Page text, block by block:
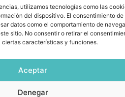
utilizamos tecnologías como las
del dispositivo. El consentimiento de
datos como el comportamiento de
sitio. No consentir o retirar el
características y funciones.
Aceptar
Denegar